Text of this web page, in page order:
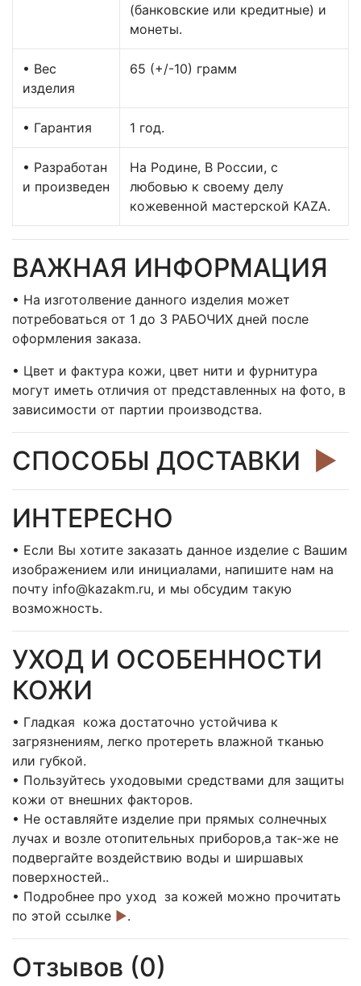
(банковские или кредитные) и
монеты.
• Вес
изделия
65 (+/-10) грамм
• Гарантия 1 год.
• Разработан
и произведен
На Родине, В России, с
любовью к своему делу
кожевенной мастерской KAZA.
ВАЖНАЯ ИНФОРМАЦИЯ
• На изготолвение данного изделия может
потребоваться от 1 до 3 РАБОЧИХ дней после
оформления заказа.
• Цвет и фактура кожи, цвет нити и фурнитура
могут иметь отличия от представленных на фото, в
зависимости от партии производства.
СПОСОБЫ ДОСТАВКИ ►
ИНТЕРЕСНО
• Если Вы хотите заказать данное изделие с Вашим
изображением или инициалами, напишите нам на
почту info@kazakm.ru, и мы обсудим такую
возможность.
УХОД И ОСОБЕННОСТИ
КОЖИ
• Гладкая кожа достаточно устойчива к
загрязнениям, легко протереть влажной тканью
или губкой.
• Пользуйтесь уходовыми средствами для защиты
кожи от внешних факторов.
• Не оставляйте изделие при прямых солнечных
лучах и возле отопительных приборов,а так-же не
подвергайте воздействию воды и ширшавых
поверхностей..
• Подробнее про уход за кожей можно прочитать
по этой ссылке ►.
Отзывов (0)